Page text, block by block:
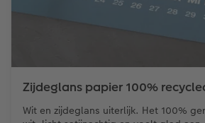
Zijdeglans papier 100%
Wit en zijdeglans uiterlijk. Het 100%